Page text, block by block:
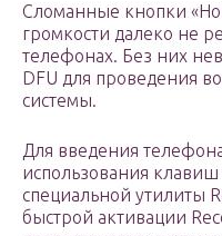
Сломанные кнопки
громкости далеко не
телефонах. Без них
DFU для проведения
системы.
Для введения
использования
специальной утилиты
быстрой активации